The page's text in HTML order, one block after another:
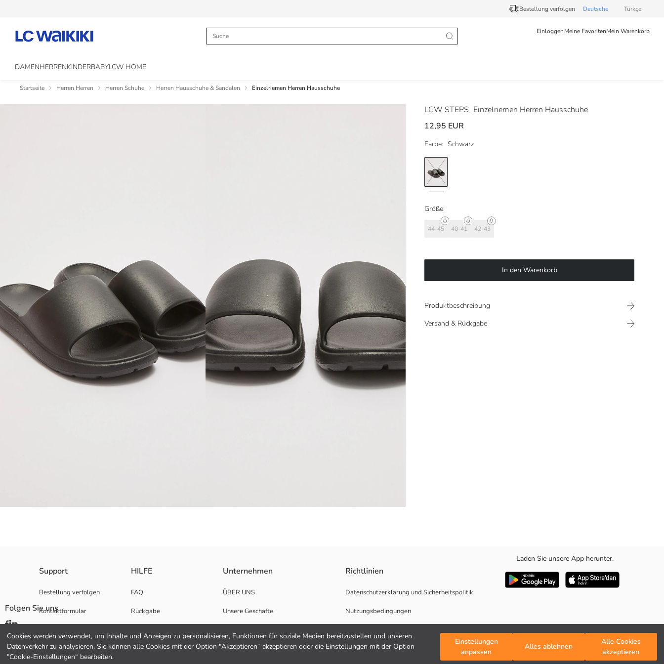
Cookies werden verwendet, um Inhalte und Anzeigen zu personalisieren, Funktionen für soziale Medien bereitzustellen und unseren
Datenverkehr zu analysieren. Sie können alle Cookies mit der Option "Akzeptieren“ akzeptieren oder die Einstellungen mit der Option
"Cookie-Einstellungen“ bearbeiten.
Einstellungen
anpassen
Alles ablehnen
Alle Cookies
akzeptieren
Bestellung verfolgen Deutsche Türkçe
EinloggenMeine FavoritenMein Warenkorb
DAMENHERRENKINDERBABYLCW HOME
Startseite Herren Herren Herren Schuhe Herren Hausschuhe & Sandalen Einzelriemen Herren Hausschuhe
LCW STEPS Einzelriemen Herren Hausschuhe
12,95 EUR
Farbe: Schwarz
Größe:
44-45 40-41 42-43
In den Warenkorb
Produktbeschreibung
Versand & Rückgabe
Geschlecht:
Muster:
Style de bout:
Absatzhöhe:
Support
Bestellung verfolgen
Kontaktformular
HILFE
FAQ
Rückgabe
Unternehmen
ÜBER UNS
Unsere Geschäfte
Unterstützung für Unternehmen
Richtlinien
Datenschutzerklärung und Sicherheitspolitik
Nutzungsbedingungen
Laden Sie unsere App herunter.
Folgen Sie uns